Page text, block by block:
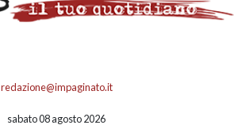
redazione@impaginato.it
sabato 08 agosto 2026